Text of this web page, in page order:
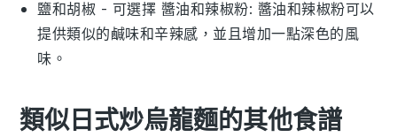
鹽和胡椒 - 可選擇 醬油和辣椒粉: 醬油和辣椒粉可以
提供類似的鹹味和辛辣感，並且增加一點深色的風
味。
類似日式炒烏龍麵的其他食譜